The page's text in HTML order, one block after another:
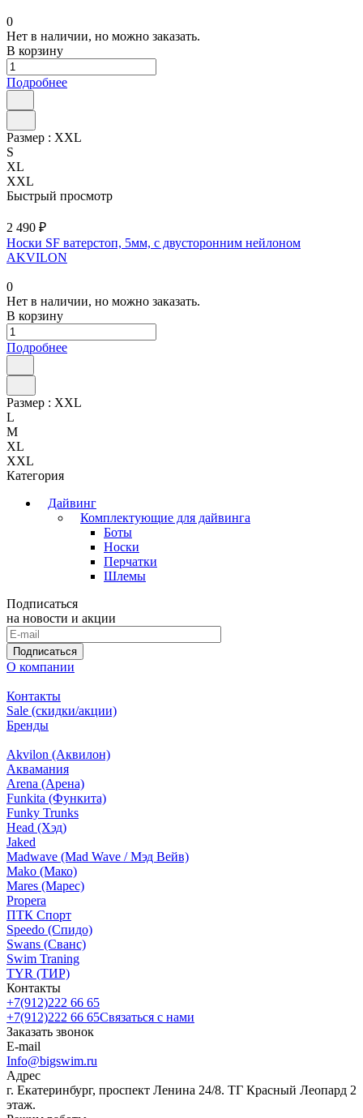
0
Нет в наличии, но можно заказать.
В корзину
Подробнее
Размер : XXL
S
XL
XXL
Быстрый просмотр
2 490 ₽
Носки SF ватерстоп, 5мм, с двусторонним нейлоном
AKVILON
0
Нет в наличии, но можно заказать.
В корзину
Подробнее
Размер : XXL
L
M
XL
XXL
Категория
Дайвинг
Комплектующие для дайвинга
Боты
Носки
Перчатки
Шлемы
Подписаться
на новости и акции
Подписаться
О компании
Контакты
Sale (скидки/акции)
Бренды
Akvilon (Аквилон)
Аквамания
Arena (Арена)
Funkita (Функита)
Funky Trunks
Head (Хэд)
Jaked
Madwave (Mad Wave / Мэд Вейв)
Mako (Мако)
Mares (Марес)
Propera
ПТК Спорт
Speedo (Спидо)
Swans (Сванс)
Swim Traning
TYR (ТИР)
Контакты
+7(912)222 66 65
+7(912)222 66 65Связаться с нами
Заказать звонок
E-mail
Info@bigswim.ru
Адрес
г. Екатеринбург, проспект Ленина 24/8. ТГ Красный Леопард 2
этаж.